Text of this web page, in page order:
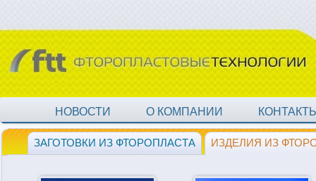
НОВОСТИ О КОМПАНИИ
ЗАГОТОВКИ ИЗ ФТОРОПЛАСТА ИЗДЕЛИЯ ИЗ